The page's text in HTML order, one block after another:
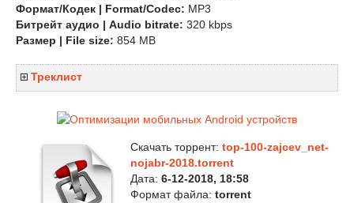
Формат/Кодек | Format/Codec: MP3
Битрейт аудио | Audio bitrate: 320 kbps
Размер | File size: 854 MB
Треклист
Скачать торрент: top-100-zajcev_net-
nojabr-2018.torrent
Дата: 6-12-2018, 18:58
Формат файла: torrent